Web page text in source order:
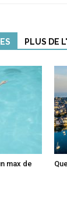
PLUS DE
max de